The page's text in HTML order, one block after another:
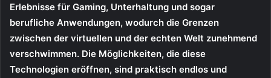
Erlebnisse für Gaming, Unterhaltung und sogar
berufliche Anwendungen, wodurch die Grenzen
zwischen der virtuellen und der echten Welt zunehmend
verschwimmen. Die Möglichkeiten, die diese
Technologien eröffnen, sind praktisch endlos und